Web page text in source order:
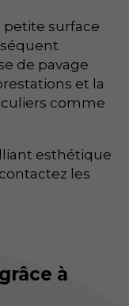
petite surface
de pavage
et la
comme
esthétique
les
à